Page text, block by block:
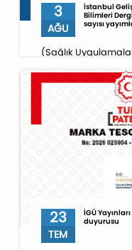
3
AĞU
İstanbul
Bilimleri
sayısı
(Sağlık
23
TEM
İGÜ
duyurusu